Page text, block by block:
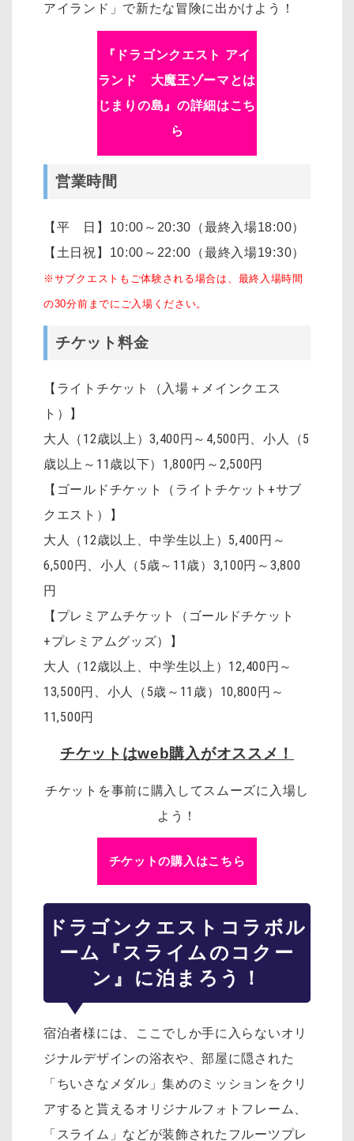
アイランド」で新たな冒険に出かけよう！
『ドラゴンクエスト アイ
ランド 大魔王ゾーマとは
じまりの島』の詳細はこち
ら
営業時間
【平 日】10:00～20:30（最終入場18:00）
【土日祝】10:00～22:00（最終入場19:30）
※サブクエストもご体験される場合は、最終入場時間
の30分前までにご入場ください。
チケット料金
【ライトチケット（入場＋メインクエス
ト）】
大人（12歳以上）3,400円～4,500円
、小人（5
歳以上～11歳以下）1,800円～2,500円
【ゴールドチケット（ライトチケット+サブ
クエスト）】
大人（12歳以上、中学生以上）5,400円～
6,500円、小人（5歳～11歳）3,100円～3,800
円
【プレミアムチケット（ゴールドチケット
+プレミアムグッズ）】
大人（12歳以上、中学生以上）12,400円～
13,500円、小人（5歳～11歳）10,800円～
11,500円
チケットはweb購入がオススメ！
チケットを事前に購入してスムーズに入場し
よう！
チケットの購入はこちら
ドラゴンクエスト コラボル
ーム『スライムのコクー
ン』に泊まろう！
宿泊者様には、ここでしか手に入らないオリ
ジナルデザインの浴衣や、部屋に隠された
「ちいさなメダル」集めのミッションをクリ
アすると貰えるオリジナルフォトフレーム、
「スライム」などが装飾されたフルーツプレ